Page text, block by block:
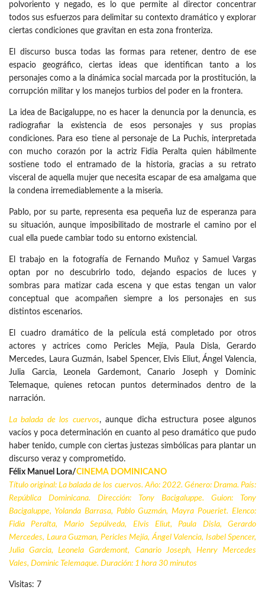
polvoriento y negado, es lo que permite al director concentrar
todos sus esfuerzos para delimitar su contexto dramático y explorar
ciertas condiciones que gravitan en esta zona fronteriza.
El discurso busca todas las formas para retener, dentro de ese
espacio geográfico, ciertas ideas que identifican tanto a los
personajes como a la dinámica social marcada por la prostitución, la
corrupción militar y los manejos turbios del poder en la frontera.
La idea de Bacigaluppe, no es hacer la denuncia por la denuncia, es
radiografiar la existencia de esos personajes y sus propias
condiciones. Para eso tiene al personaje de La Puchis, interpretada
con mucho corazón por la actriz Fidia Peralta quien hábilmente
sostiene todo el entramado de la historia, gracias a su retrato
visceral de aquella mujer que necesita escapar de esa amalgama que
la condena irremediablemente a la miseria.
Pablo, por su parte, representa esa pequeña luz de esperanza para
su situación, aunque imposibilitado de mostrarle el camino por el
cual ella puede cambiar todo su entorno existencial.
El trabajo en la fotografía de Fernando Muñoz y Samuel Vargas
optan por no descubrirlo todo, dejando espacios de luces y
sombras para matizar cada escena y que estas tengan un valor
conceptual que acompañen siempre a los personajes en sus
distintos escenarios.
El cuadro dramático de la película está completado por otros
actores y actrices como Pericles Mejía, Paula Disla, Gerardo
Mercedes, Laura Guzmán, Isabel Spencer, Elvis Eliut, Ángel Valencia,
Julia Garcia, Leonela Gardemont, Canario Joseph y Dominic
Telemaque, quienes retocan puntos determinados dentro de la
narración.
La balada de los cuervos, aunque dicha estructura posee algunos
vacíos y poca determinación en cuanto al peso dramático que pudo
haber tenido, cumple con ciertas justezas simbólicas para plantar un
discurso veraz y comprometido.
Félix Manuel Lora/CINEMA DOMINICANO
Título original: La balada de los cuervos. Año: 2022. Género: Drama. País:
República Dominicana. Dirección: Tony Bacigaluppe. Guion: Tony
Bacigaluppe, Yolanda Barrasa, Pablo Guzmán, Mayra Poueriet. Elenco:
Fidia Peralta, Mario Sepúlveda, Elvis Eliut, Paula Disla, Gerardo
Mercedes, Laura Guzman, Pericles Mejía, Ángel Valencia, Isabel Spencer,
Julia Garcia, Leonela Gardemont, Canario Joseph, Henry Mercedes
Vales, Dominic Telemaque. Duración: 1 hora 30 minutos
Visitas: 7